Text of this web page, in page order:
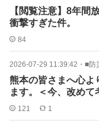
【閲覧注意】8年間
衝撃すぎた件。
84
2026-07-29 11:39:42 ・ ■防
熊本の皆さまへ心よ
ます。＜今、改めて
＞121 1